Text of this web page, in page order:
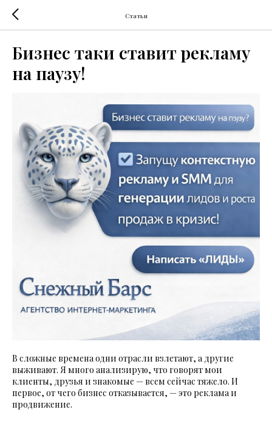
Статьи
Бизнес таки ставит рекламу
на паузу!
В сложные времена одни отрасли взлетают, а другие
выживают. Я много анализирую, что говорят мои
клиенты, друзья и знакомые — всем сейчас тяжело. И
первое, от чего бизнес отказывается, — это реклама и
продвижение.